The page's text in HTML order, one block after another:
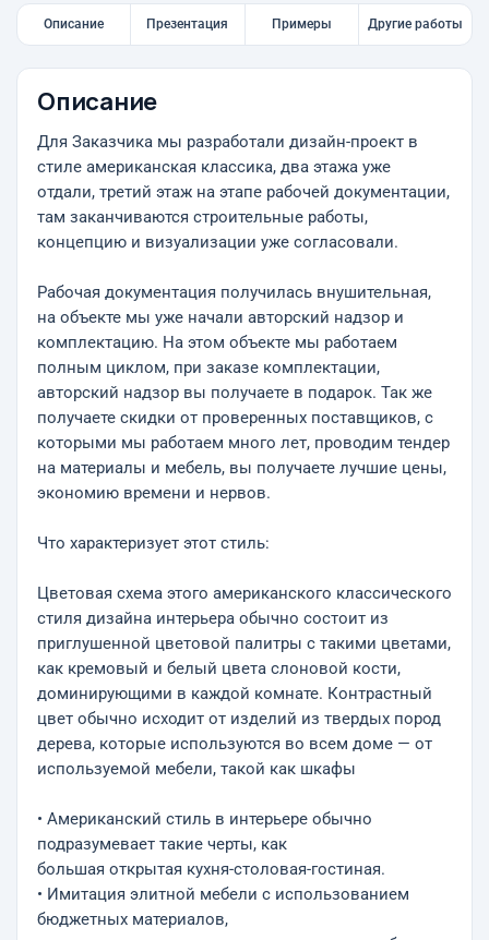
Описание Презентация Примеры Другие работы
Описание
Для Заказчика мы разработали дизайн-проект в
стиле американская классика, два этажа уже
отдали, третий этаж на этапе рабочей документации,
там заканчиваются строительные работы,
концепцию и визуализации уже согласовали.
Рабочая документация получилась внушительная,
на объекте мы уже начали авторский надзор и
комплектацию. На этом объекте мы работаем
полным циклом, при заказе комплектации,
авторский надзор вы получаете в подарок. Так же
получаете скидки от проверенных поставщиков, с
которыми мы работаем много лет, проводим тендер
на материалы и мебель, вы получаете лучшие цены,
экономию времени и нервов.
Что характеризует этот стиль:
Цветовая схема этого американского классического
стиля дизайна интерьера обычно состоит из
приглушенной цветовой палитры с такими цветами,
как кремовый и белый цвета слоновой кости,
доминирующими в каждой комнате. Контрастный
цвет обычно исходит от изделий из твердых пород
дерева, которые используются во всем доме — от
используемой мебели, такой как шкафы
• Американский стиль в интерьере обычно
подразумевает такие черты, как
большая открытая кухня-столовая-гостиная.
• Имитация элитной мебели с использованием
бюджетных материалов,